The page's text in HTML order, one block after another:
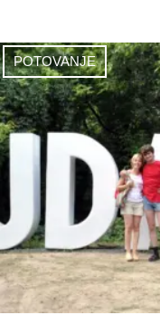
POTOVANJE